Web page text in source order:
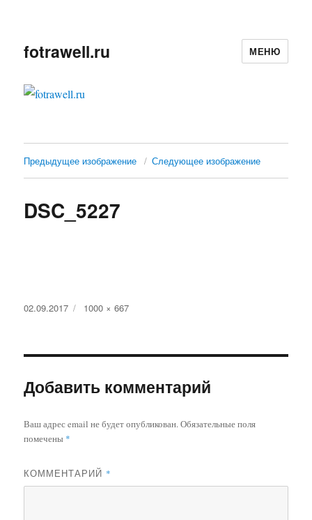
fotrawell.ru МЕНЮ
Предыдущее изображение Следующее изображение
DSC_5227
Опубликовано
02.09.2017
Полный
1000 × 667
Добавить комментарий
Ваш адрес email не будет опубликован.Обязательные поля
помечены *
КОММЕНТАРИЙ *